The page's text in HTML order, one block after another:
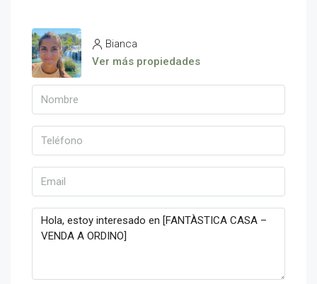
Bianca
Ver más propiedades